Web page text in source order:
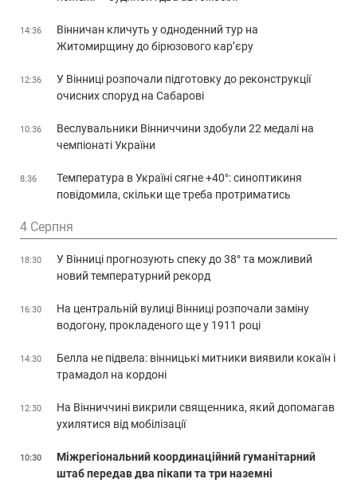
14:36
Вінничан кличуть у одноденний тур на
Житомирщину до бірюзового кар’єру
12:36
У Вінниці розпочали підготовку до реконструкції
очисних споруд на Сабарові
10:36
Веслувальники Вінниччини здобули 22 медалі на
чемпіонаті України
8:36
Температура в Україні сягне +40°: синоптикиня
повідомила, скільки ще треба протриматись
4 Серпня
18:30
У Вінниці прогнозують спеку до 38° та можливий
новий температурний рекорд
16:30
На центральній вулиці Вінниці розпочали заміну
водогону, прокладеного ще у 1911 році
14:30
Белла не підвела: вінницькі митники виявили кокаїн і
трамадол на кордоні
12:30
На Вінниччині викрили священника, який допомагав
ухилятися від мобілізації
10:30
Міжрегіональний координаційний гуманітарний
штаб передав два пікапи та три наземні